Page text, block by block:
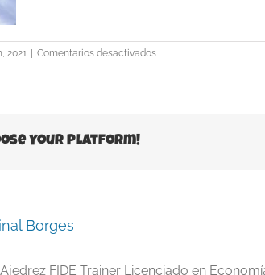
2021 | Comentarios desactivadosen
Gracias-
Your Platform!
Borges
FIDE Trainer Licenciado en